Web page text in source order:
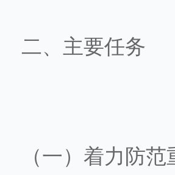
二、主要任务
（一）着力防